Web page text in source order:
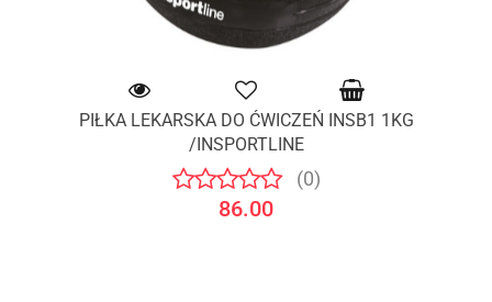
PIŁKA LEKARSKA DO ĆWICZEŃ INSB1 1KG
/INSPORTLINE
(0)
86.00